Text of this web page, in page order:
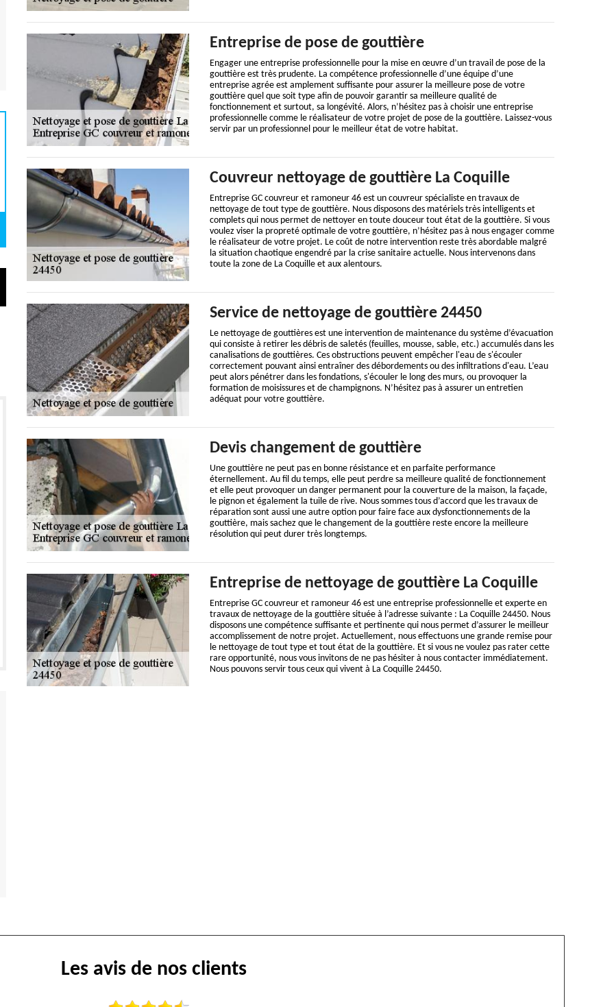
Entreprise de pose de gouttière
Engager une entreprise professionnelle pour la mise en œuvre d’un travail de pose de la
gouttière est très prudente. La compétence professionnelle d’une équipe d’une
entreprise agrée est amplement suffisante pour assurer la meilleure pose de votre
gouttière quel que soit type afin de pouvoir garantir sa meilleure qualité de
fonctionnement et surtout, sa longévité. Alors, n’hésitez pas à choisir une entreprise
professionnelle comme le réalisateur de votre projet de pose de la gouttière. Laissez-vous
servir par un professionnel pour le meilleur état de votre habitat.
Couvreur nettoyage de gouttière La Coquille
Entreprise GC couvreur et ramoneur 46 est un couvreur spécialiste en travaux de
nettoyage de tout type de gouttière. Nous disposons des matériels très intelligents et
complets qui nous permet de nettoyer en toute douceur tout état de la gouttière. Si vous
voulez viser la propreté optimale de votre gouttière, n’hésitez pas à nous engager comme
le réalisateur de votre projet. Le coût de notre intervention reste très abordable malgré
la situation chaotique engendré par la crise sanitaire actuelle. Nous intervenons dans
toute la zone de La Coquille et aux alentours.
Service de nettoyage de gouttière 24450
Le nettoyage de gouttières est une intervention de maintenance du système d’évacuation
qui consiste à retirer les débris de saletés (feuilles, mousse, sable, etc.) accumulés dans les
canalisations de gouttières. Ces obstructions peuvent empêcher l'eau de s'écouler
correctement pouvant ainsi entraîner des débordements ou des infiltrations d'eau. L’eau
peut alors pénétrer dans les fondations, s'écouler le long des murs, ou provoquer la
formation de moisissures et de champignons. N’hésitez pas à assurer un entretien
adéquat pour votre gouttière.
Devis changement de gouttière
Une gouttière ne peut pas en bonne résistance et en parfaite performance
éternellement. Au fil du temps, elle peut perdre sa meilleure qualité de fonctionnement
et elle peut provoquer un danger permanent pour la couverture de la maison, la façade,
le pignon et également la tuile de rive. Nous sommes tous d’accord que les travaux de
réparation sont aussi une autre option pour faire face aux dysfonctionnements de la
gouttière, mais sachez que le changement de la gouttière reste encore la meilleure
résolution qui peut durer très longtemps.
Entreprise de nettoyage de gouttière La Coquille
Entreprise GC couvreur et ramoneur 46 est une entreprise professionnelle et experte en
travaux de nettoyage de la gouttière située à l’adresse suivante : La Coquille 24450. Nous
disposons une compétence suffisante et pertinente qui nous permet d’assurer le meilleur
accomplissement de notre projet. Actuellement, nous effectuons une grande remise pour
le nettoyage de tout type et tout état de la gouttière. Et si vous ne voulez pas rater cette
rare opportunité, nous vous invitons de ne pas hésiter à nous contacter immédiatement.
Nous pouvons servir tous ceux qui vivent à La Coquille 24450.
Les avis de nos clients